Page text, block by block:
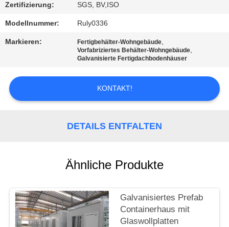
QUALITÄTSKONTROLLE
TRETEN
MIT
UNS
VERBINDUNG
NACHRICHTEN
STÖRUNGS-
LÖSUNG
Zertifizierung: SGS, BV,ISO
Modellnummer: Ruly0336
Markieren: Fertigbehälter-Wohngebäude,
Vorfabriziertes Behälter-Wohngebäude,
Galvanisierte Fertigdachbodenhäuser
KONTAKT!
DETAILS ENTFALTEN
Ähnliche Produkte
Galvanisiertes Prefab
Containerhaus mit
Glaswollplatten